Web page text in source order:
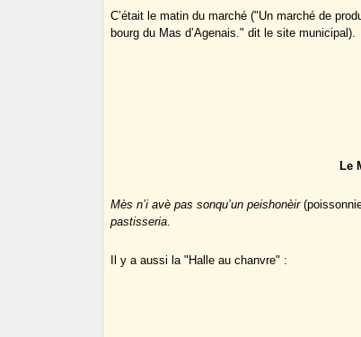
C’était le matin du marché ("Un marché de
bourg du Mas d’Agenais." dit le site municipal).
Le
Mès n’i avè pas sonqu’un peishonèir
pastisseria.
Il y a aussi la "Halle au chanvre" :